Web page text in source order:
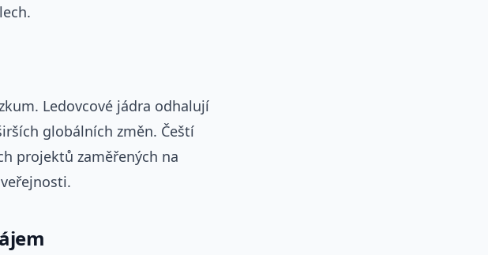
Ledovcové jádra odhalují
globálních změn. Čeští
projektů zaměřených na